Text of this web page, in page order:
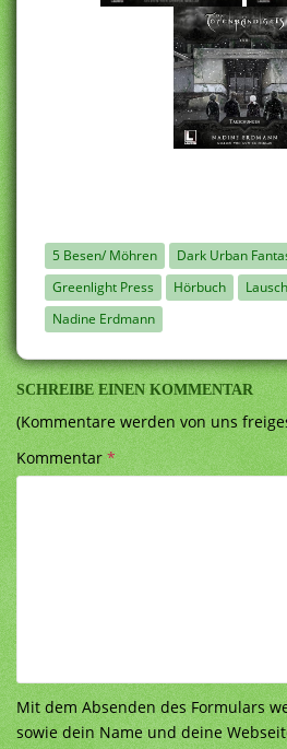
5 Besen/ Möhren Dark Urban
Greenlight Press
Hörbuch
Nadine Erdmann
SCHREIBE EINEN KOMMENTAR
(Kommentare werden von uns
Kommentar*
Mit dem Absenden des Formulars
sowie dein Name und deine